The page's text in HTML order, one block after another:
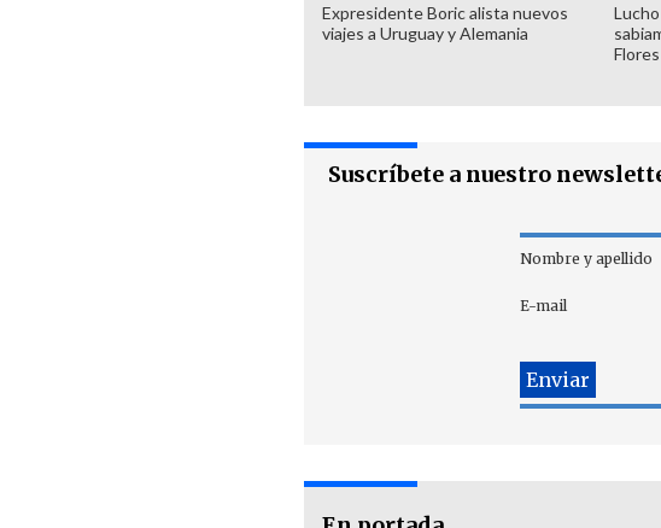
Expresidente Boric alista nuevos
viajes a Uruguay y Alemania
Suscríbete a nuestro
Nombre y apellido
E-mail